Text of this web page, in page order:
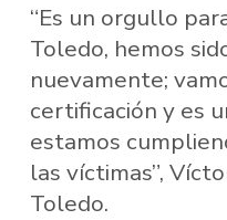
“Es un orgullo
Toledo, hemos
nuevamente;
certificación y es
estamos
las víctimas”,
Toledo.